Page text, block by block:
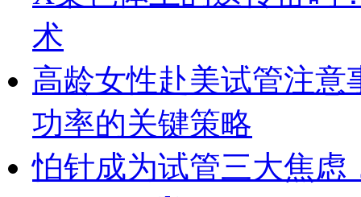
术
高龄女性赴美试管注意
功率的关键策略
怕针成为试管三大焦虑